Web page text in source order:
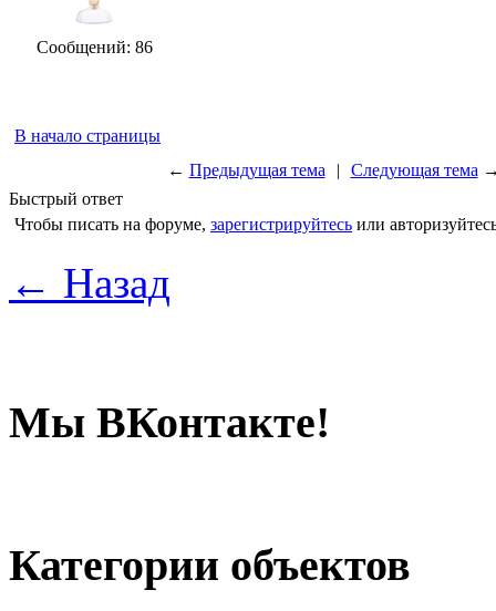
Сообщений: 86
В начало страницы
← Предыдущая тема | Следующая тема
Быстрый ответ
Чтобы писать на форуме, зарегистрируйтесь или
← Назад
Мы ВКонтакте!
Категории объектов